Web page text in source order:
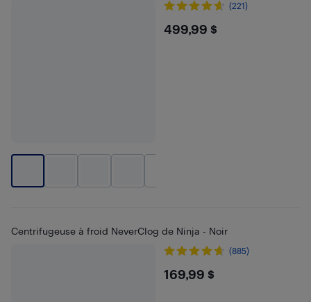
(221)
$499.99
499,99 $
Centrifugeuse à froid NeverClog de Ninja - Noir
(885)
$169.99
169,99 $